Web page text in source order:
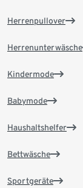
Herrenpullover
Herrenunterwäsche
Kindermode
Babymode
Haushaltshelfer
Bettwäsche
Sportgeräte